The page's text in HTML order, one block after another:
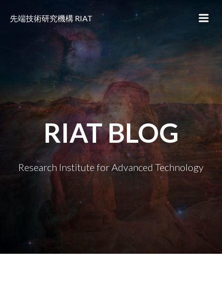
ス
キ
ッ
プ
先端技術研究機構 RIAT
RIAT BLOG
Research Institute for Advanced Technology